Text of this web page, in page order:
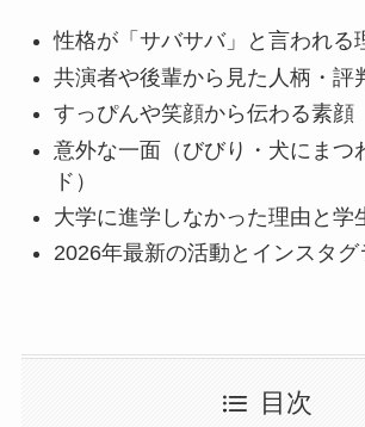
性格が「サバサバ」と言われる
共演者や後輩から見た人柄・評
すっぴんや笑顔から伝わる素顔
意外な一面（びびり・犬にまつ
ド）
大学に進学しなかった理由と学
2026年最新の活動とインスタグ
目次